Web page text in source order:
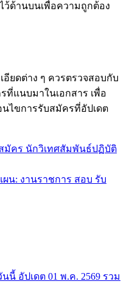
ว้ด้านบนเพื่อความถูกต้อง
อียดต่าง ๆ ควรตรวจสอบกับ
ที่แนบมาในเอกสาร เพื่อ
ไขการรับสมัครที่อัปเดต
มัคร นักวิเทศสัมพันธ์ปฏิบัติ
น: งานราชการ สอบ รับ
นี้ อัปเดต 01 พ.ค. 2569 รวม